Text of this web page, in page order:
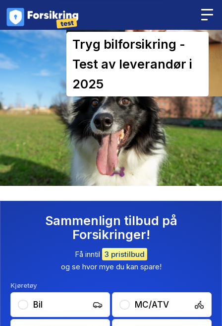
Tryg bilforsikring -
Test av leverandør i
2025
Sammenlign tilbud på
Forsikringer!
Få inntil 3 pristilbud
og se hvor mye du kan spare!
Kjøretøy
Bil MC/ATV